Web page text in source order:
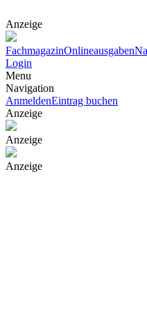
Anzeige
FachmagazinOnlineausgaben
Login
Menu
Navigation
AnmeldenEintrag buchen
Anzeige
Anzeige
Anzeige